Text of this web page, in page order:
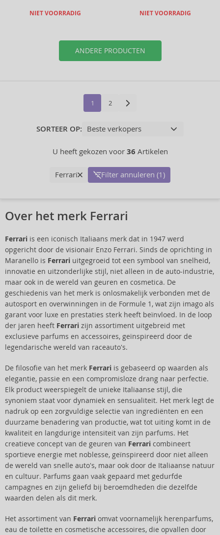
NIET VOORRADIG NIET VOORRADIG
ANDERE PRODUCTEN
1 2
SORTEER OP:
U heeft gekozen voor 36 Artikelen
Ferrari Filter annuleren (1)
Over het merk Ferrari
Ferrari is een iconisch Italiaans merk dat in 1947 werd
opgericht door de visionair Enzo Ferrari. Sinds de oprichting in
Maranello is Ferrari uitgegroeid tot een symbool van snelheid,
innovatie en uitzonderlijke stijl, niet alleen in de auto-industrie,
maar ook in de wereld van geuren en cosmetica. De
geschiedenis van het merk is onlosmakelijk verbonden met de
autosport en overwinningen in de Formule 1, wat zijn imago als
garant voor luxe en prestaties sterk heeft beïnvloed. In de loop
der jaren heeft Ferrari zijn assortiment uitgebreid met
exclusieve parfums en accessoires, geïnspireerd door de
legendarische wereld van raceauto's.
De filosofie van het merk Ferrari is gebaseerd op waarden als
elegantie, passie en een compromisloze drang naar perfectie.
Elk product weerspiegelt de unieke Italiaanse stijl, die
synoniem staat voor dynamiek en sensualiteit. Het merk legt de
nadruk op een zorgvuldige selectie van ingrediënten en een
duurzame benadering van productie, wat tot uiting komt in de
kwaliteit en langdurige intensiteit van zijn parfums. Het
creatieve concept van de geuren van Ferrari combineert
sportieve energie met noblesse, geïnspireerd door niet alleen
de wereld van snelle auto's, maar ook door de Italiaanse natuur
en cultuur. Parfums gaan vaak gepaard met gedurfde
campagnes en zijn geliefd bij beroemdheden die dezelfde
waarden delen als dit merk.
Het assortiment van Ferrari omvat voornamelijk herenparfums,
eau de toilette en cosmetische accessoires, die opvallen door